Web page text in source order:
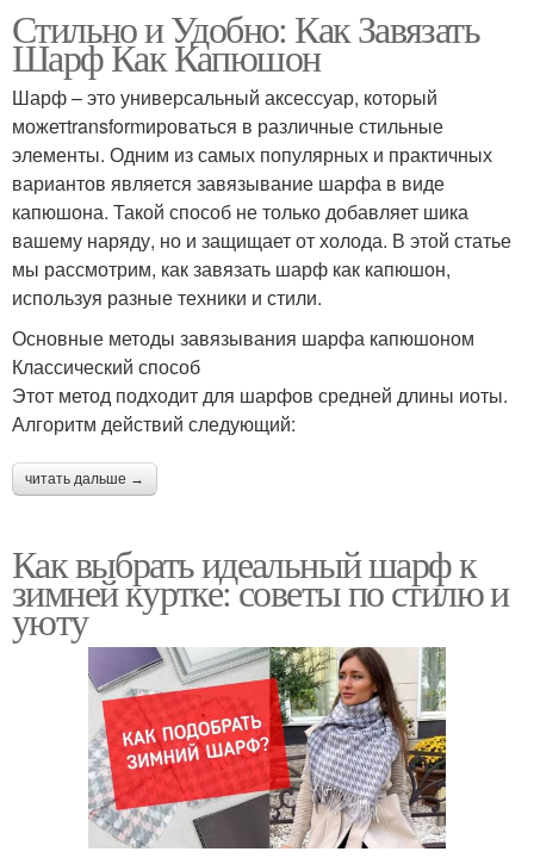
Стильно и Удобно: Как Завязать
Шарф Как Капюшон
Шарф – это универсальный аксессуар, который
можетtransformироваться в различные стильные
элементы. Одним из самых популярных и практичных
вариантов является завязывание шарфа в виде
капюшона. Такой способ не только добавляет шика
вашему наряду, но и защищает от холода. В этой статье
мы рассмотрим, как завязать шарф как капюшон,
используя разные техники и стили.
Основные методы завязывания шарфа капюшоном
Классический способ
Этот метод подходит для шарфов средней длины иоты.
Алгоритм действий следующий:
читать дальше →
Как выбрать идеальный шарф к
зимней куртке: советы по стилю и
уюту